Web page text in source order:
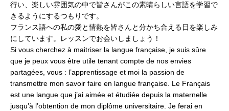
行い、楽しい雰囲気の中で皆さんがこの素晴らしい言語を学習で
きるようにするつもりです。
フランス語への私の愛と情熱を皆さんと分かち合える日を楽しみ
にしています。レッスンでお会いしましょう！
Si vous cherchez à maitriser la langue française, je suis sûre
que je peux vous être utile tenant compte de nos envies
partagées, vous : l’apprentissage et moi la passion de
transmettre mon savoir faire en langue française. Le Français
est une langue que j’ai aimée et étudiée depuis la maternelle
jusqu’à l’obtention de mon diplôme universitaire. Je ferai en